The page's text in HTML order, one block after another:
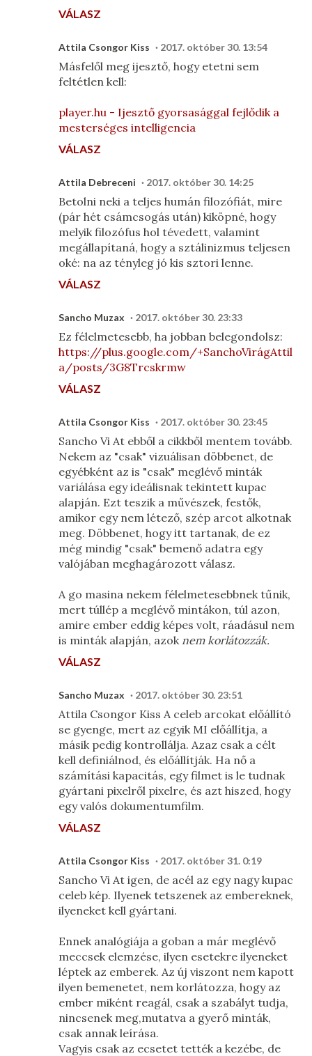
VÁLASZ
Attila Csongor Kiss 2017. október 30. 13:54
Másfelől meg ijesztő, hogy etetni sem
feltétlen kell:
player.hu - Ijesztő gyorsasággal fejlődik a
mesterséges intelligencia
VÁLASZ
Attila Debreceni 2017. október 30. 14:25
Betolni neki a teljes humán filozófiát, mire
(pár hét csámcsogás után) kiköpné, hogy
melyik filozófus hol tévedett, valamint
megállapítaná, hogy a sztálinizmus teljesen
oké: na az tényleg jó kis sztori lenne.
VÁLASZ
Sancho Muzax 2017. október 30. 23:33
Ez félelmetesebb, ha jobban belegondolsz:
https://plus.google.com/+SanchoVirágAttil
a/posts/3G8Trcskrmw
VÁLASZ
Attila Csongor Kiss 2017. október 30. 23:45
Sancho Vi At​ ebből a cikkből mentem tovább.
Nekem az "csak" vizuálisan döbbenet, de
egyébként az is "csak" meglévő minták
variálása egy ideálisnak tekintett kupac
alapján. Ezt teszik a művészek, festők,
amikor egy nem létező, szép arcot alkotnak
meg. Döbbenet, hogy itt tartanak, de ez
még mindig "csak" bemenő adatra egy
valójában meghagározott válasz.
A go masina nekem félelmetesebbnek tűnik,
mert túllép a meglévő mintákon, túl azon,
amire ember eddig képes volt, ráadásul nem
is minták alapján, azok nem korlátozzák.
VÁLASZ
Sancho Muzax 2017. október 30. 23:51
Attila Csongor Kiss A celeb arcokat előállító
se gyenge, mert az egyik MI előállítja, a
másik pedig kontrollálja. Azaz csak a célt
kell definiálnod, és előállítják. Ha nő a
számítási kapacitás, egy filmet is le tudnak
gyártani pixelről pixelre, és azt hiszed, hogy
egy valós dokumentumfilm.
VÁLASZ
Attila Csongor Kiss 2017. október 31. 0:19
Sancho Vi At igen, de acél az egy nagy kupac
celeb kép. Ilyenek tetszenek az embereknek,
ilyeneket kell gyártani.
Ennek analógiája a goban a már meglévő
meccsek elemzése, ilyen esetekre ilyeneket
léptek az emberek. Az új viszont nem kapott
ilyen bemenetet, nem korlátozza, hogy az
ember miként reagál, csak a szabályt tudja,
nincsenek meg,mutatva a gyerő minták,
csak annak leírása.
Vagyis csak az ecsetet tették a kezébe, de